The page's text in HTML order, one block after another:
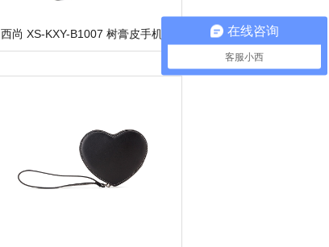
西尚 XS-KXY-B1007 树膏皮手机包 在线咨询
客服小西